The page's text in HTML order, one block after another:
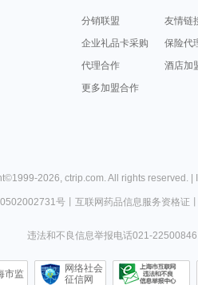
分销联盟
友情链
企业礼品卡采购
保险代
代理合作
酒店加
更多加盟合作
1999-2026, ctrip.com. All rights reserved. |
号丨 互联网药品信息服务资格证
违法和不良信息举报电话021-22500846
市监
网络社会
征信网